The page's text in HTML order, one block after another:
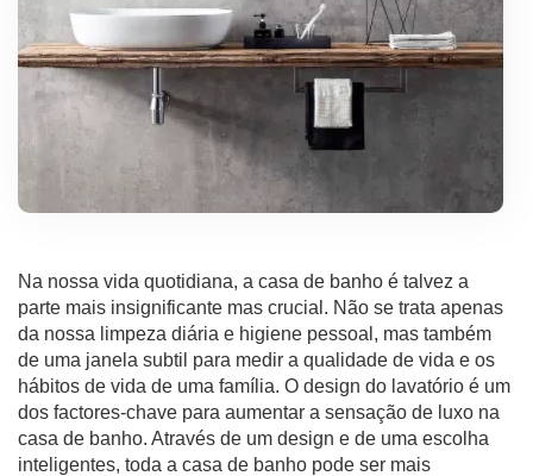
Na nossa vida quotidiana, a casa de banho é talvez a
parte mais insignificante mas crucial. Não se trata apenas
da nossa limpeza diária e higiene pessoal, mas também
de uma janela subtil para medir a qualidade de vida e os
hábitos de vida de uma família. O design do lavatório é um
dos factores-chave para aumentar a sensação de luxo na
casa de banho. Através de um design e de uma escolha
inteligentes, toda a casa de banho pode ser mais